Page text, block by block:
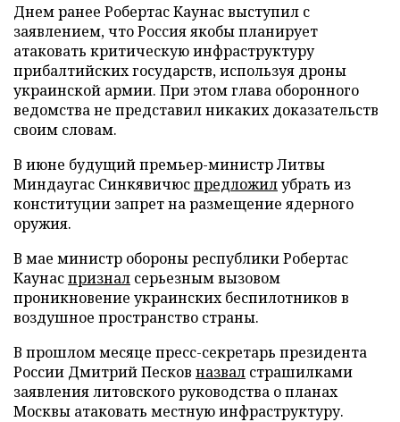
Днем ранее Робертас Каунас выступил с
заявлением, что Россия якобы планирует
атаковать критическую инфраструктуру
прибалтийских государств, используя дроны
украинской армии. При этом глава оборонного
ведомства не представил никаких доказательств
своим словам.
В июне будущий премьер-министр Литвы
Миндаугас Синкявичюспредложилубрать из
конституции запрет на размещение ядерного
оружия.
В мае министр обороны республики Робертас
Каунаспризнал серьезным вызовом
проникновение украинских беспилотников в
воздушное пространство страны.
В прошлом месяце пресс-секретарь президента
России Дмитрий Песков назвал страшилками
заявления литовского руководства о планах
Москвы атаковать местную инфраструктуру.